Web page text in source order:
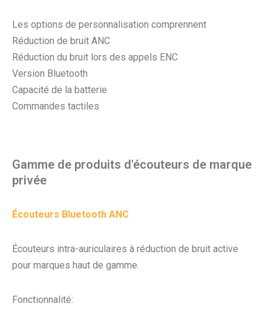
Les options de personnalisation comprennent
Réduction de bruit ANC
Réduction du bruit lors des appels ENC
Version Bluetooth
Capacité de la batterie
Commandes tactiles
Gamme de produits d'écouteurs de marque
privée
Écouteurs Bluetooth ANC
Écouteurs intra-auriculaires à réduction de bruit active
pour marques haut de gamme.
Fonctionnalité: